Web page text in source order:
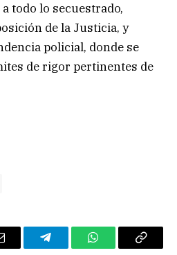
todo lo secuestrado,
de la Justicia, y
policial, donde se
de rigor pertinentes de
TelegramWhatsAppCopy